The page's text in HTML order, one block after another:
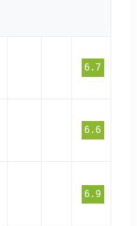
6.7
6.6
6.9